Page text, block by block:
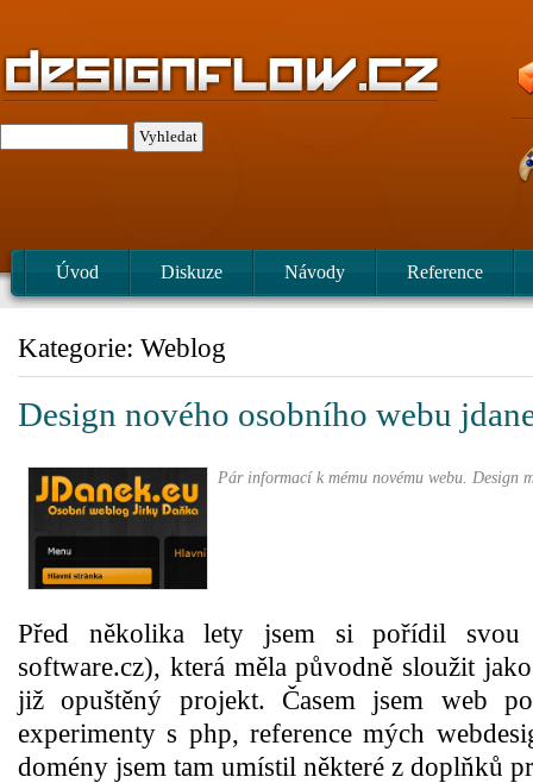
Úvod Diskuze Návody Reference
Kategorie: Weblog
Design nového osobního webu
Pár informací k mému novému webu. Design
Před několika lety jsem si pořídil svou
software.cz), která měla původně sloužit
již opuštěný projekt. Časem jsem web
experimenty s php, reference mých
domény jsem tam umístil některé z doplňků